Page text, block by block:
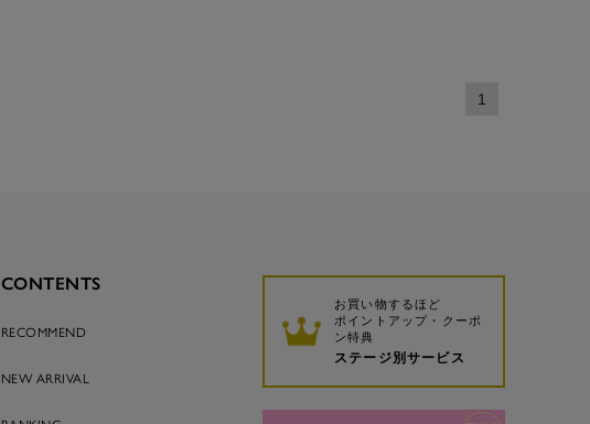
1
CONTENTS
RECOMMEND
NEW ARRIVAL
お買い物するほど
ポイントアップ・クーポ
ン特典
ステージ別サービス